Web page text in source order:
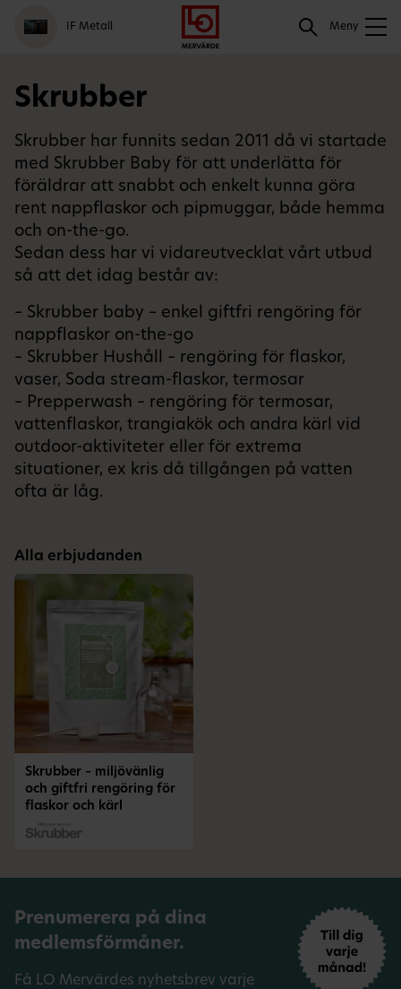
Gå
till
meny
Logga
in
Hoppa
till
innehåll
IF Metall Meny
Sök
Skrubber
Skrubber har funnits sedan 2011 då vi startade
med Skrubber Baby för att underlätta för
föräldrar att snabbt och enkelt kunna göra
rent nappflaskor och pipmuggar, både hemma
och on-the-go.
Sedan dess har vi vidareutvecklat vårt utbud
så att det idag består av:
– Skrubber baby – enkel giftfri rengöring för
nappflaskor on-the-go
– Skrubber Hushåll – rengöring för flaskor,
vaser, Soda stream-flaskor, termosar
– Prepperwash – rengöring för termosar,
vattenflaskor, trangiakök och andra kärl vid
outdoor-aktiviteter eller för extrema
situationer, ex kris då tillgången på vatten
ofta är låg.
Alla erbjudanden
Skrubber – miljövänlig
och giftfri rengöring för
flaskor och kärl
Prenumerera på dina
medlemsförmåner.
Få LO Mervärdes nyhetsbrev varje